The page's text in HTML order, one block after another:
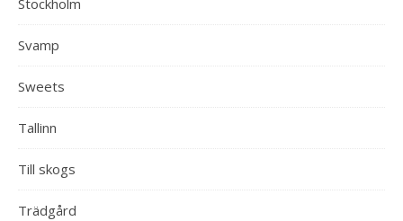
Stockholm
Svamp
Sweets
Tallinn
Till skogs
Trädgård